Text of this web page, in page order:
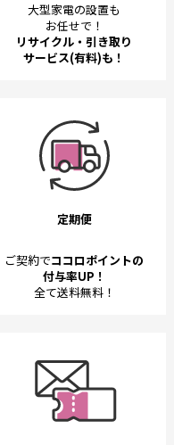
大型家電の設置も
お任せで！
リサイクル・引き取り
サービス(有料)も！
定期便
ご契約でココロポイントの
付与率UP！
全て送料無料！